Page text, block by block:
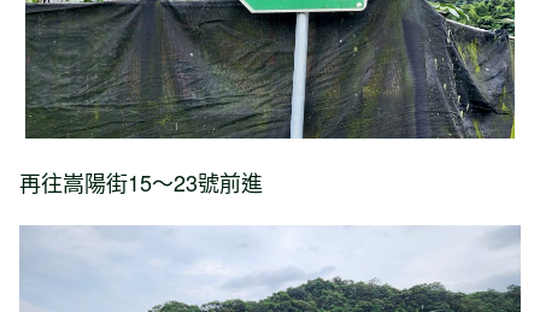
再往嵩陽街15～23號前進